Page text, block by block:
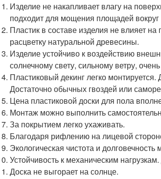
Изделие не накапливает влагу на
подходит для мощения площадей
Пластик в составе изделия не влияет
расцветку натуральной древесины.
Изделие устойчиво к воздействию
солнечному свету, сильному ветру,
Пластиковый декинг легко
Достаточно обычных гвоздей или
Цена пластиковой доски для пола
Монтаж можно выполнить
За покрытием легко ухаживать.
Благодаря рифлению на лицевой
Экологическая чистота и
Устойчивость к механическим
Доска не выгорает на солнце.